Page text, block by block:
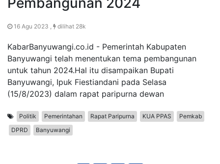
16 Agu 2023 , dilihat 28k
KabarBanyuwangi.co.id - Pemerintah Kabupaten
Banyuwangi telah menentukan tema pembangunan
untuk tahun 2024.Hal itu disampaikan Bupati
Banyuwangi, Ipuk Fiestiandani pada Selasa
(15/8/2023) dalam rapat paripurna dewan
Politik Pemerintahan Rapat Paripurna KUA PPAS
Pemkab
DPRD
Banyuwangi